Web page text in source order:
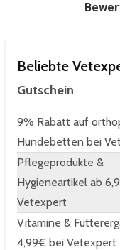
Beliebte
Gutschein
9% Rabatt auf
Hundebetten bei
Pflegeprodukte &
Hygieneartikel ab
Vetexpert
Vitamine &
4,99€ bei Vetexpert